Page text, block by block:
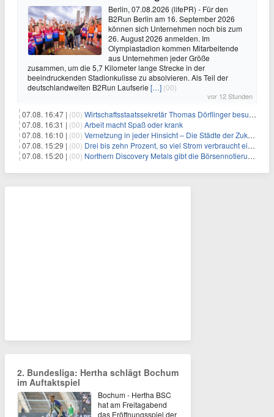
Berlin, 07.08.2026 (lifePR) - Für den
B2Run Berlin am 16. September 2026
können sich Unternehmen noch bis zum
26. August 2026 anmelden. Im
Olympiastadion kommen Mitarbeitende
aus Unternehmen jeder Größe
zusammen, um die 5,7 Kilometer lange Strecke in der
beeindruckenden Stadionkulisse zu absolvieren. Als Teil der
deutschlandweiten B2Run Laufserie […] (00)
vor 12 Stunden
07.08. 16:47 | (00) Wirtschaftsstaatssekretär Thomas Dörflinger besucht Handwerksbetrieb im Kammerbezirk Freiburg
07.08. 16:31 | (00) Arbeit macht Spaß oder krank
07.08. 16:10 | (00) Vernetzung in jeder Hinsicht – Die Städte der Zukunft sind grün-blau
07.08. 15:29 | (00) Drei bis zehn Prozent, so viel Strom verbraucht ein Aufzug im Gebäude
07.08. 15:20 | (00) Northern Discovery Metals gibt die Börsennotierung an der Frankfurter Wertpapierbörse bekannt
2. Bundesliga: Hertha schlägt Bochum
im Auftaktspiel
Bochum - Hertha BSC
hat am Freitagabend
das Eröffnungsspiel der